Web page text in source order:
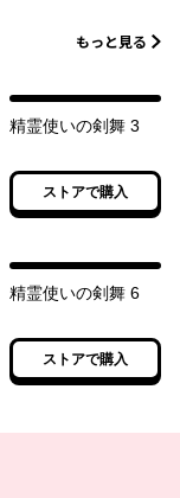
もっと見る
精霊使いの剣舞 3
ストアで購入
精霊使いの剣舞 6
ストアで購入